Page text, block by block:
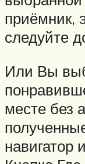
приёмник,
следуйте
Или Вы
месте без
навигатор